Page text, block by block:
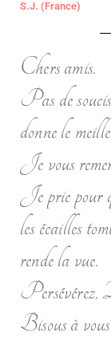
S.J. (France)
Chers amis.
Pas de
donne le
Je vous
Je prie pour
les écailles
rende la vue.
Persévérez,
Bisous à